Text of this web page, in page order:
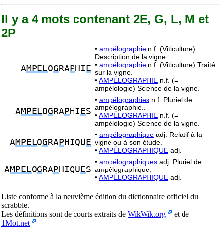
Il y a 4 mots contenant 2E, G, L, M et
2P
AMPELOG RAP HI E
• ampélographie n.f. (Viticulture)
Description de la vigne.
• ampélographie n.f. (Viticulture) Traité
sur la vigne.
•AMPÉLOGRAPHIE n.f. (=
ampélologie) Science de la vigne.
AMPELOG RAP HI ES
• ampélographies n.f. Pluriel de
ampélographie..
•AMPÉLOGRAPHIE n.f. (=
ampélologie) Science de la vigne.
AMPELOG RAP HIQU E
• ampélographique adj. Relatif à la
vigne ou à son étude.
•AMPÉLOGRAPHIQUE adj.
AMPELOG RAP HIQU ES
• ampélographiques adj. Pluriel de
ampélographique.
•AMPÉLOGRAPHIQUE adj.
Liste conforme à la neuvième édition du dictionnaire officiel du
scrabble.
Les définitions sont de courts extraits de WikWik.org
et de
1Mot.net
.